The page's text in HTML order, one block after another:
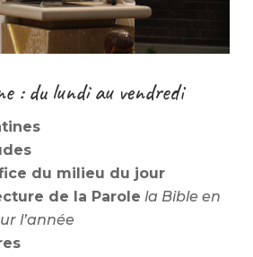
: du lundi au vendredi
du milieu du jour
de la Parole la Bible en
l’année